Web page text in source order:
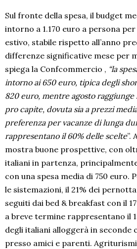
Sul fronte della spesa, il budget
intorno a 1.170 euro a persona
estivo, stabile rispetto all’anno
differenze significative mese per
spiega la Confcommercio , “la
intorno ai 650 euro, tipica degli
820 euro, mentre agosto
pro capite, dovuta sia a prezzi
preferenza per vacanze di lunga
rappresentano il 60% delle scelte”.
mostra buone prospettive, con
italiani in partenza,
con una spesa media di 750 euro.
le sistemazioni, il 21% dei
seguiti dai bed & breakfast con il
a breve termine rappresentano il
degli italiani alloggerà in seconde
presso amici e parenti.